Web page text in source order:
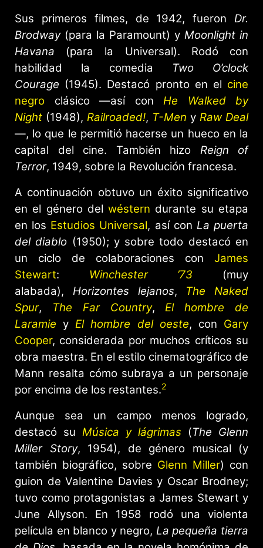
Sus primeros filmes, de 1942, fueron Dr.
Brodway(para la Paramount) y Moonlight in
Havana (para la Universal). Rodó con
habilidad la comedia Two O’clock
Courage (1945). Destacó pronto en el cine
negro clásico —así con He Walked by
Night (1948), Railroaded!, T-Men y Raw Deal
—, lo que le permitió hacerse un hueco en la
capital del cine. También hizo Reign of
Terror, 1949, sobre la Revolución francesa.
A continuación obtuvo un éxito significativo
en el género delwéstern durante su etapa
en los Estudios Universal, así con La puerta
del diablo (1950); y sobre todo destacó en
un ciclo de colaboraciones con James
Stewart: Winchester ’73 (muy
alabada), Horizontes lejanos, The Naked
Spur, The Far Country,El hombre de
Laramie yEl hombre del oeste, con Gary
Cooper, considerada por muchos críticos su
obra maestra. En el estilo cinematográfico de
Mann resalta cómo subraya a un personaje
por encima de los restantes.2
Aunque sea un campo menos logrado,
destacó su Música y lágrimas (The Glenn
Miller Story, 1954), de género musical (y
también biográfico, sobre Glenn Miller) con
guion de Valentine Davies y Oscar Brodney;
tuvo como protagonistas a James Stewart y
June Allyson. En 1958 rodó una violenta
película en blanco y negro, La pequeña tierra